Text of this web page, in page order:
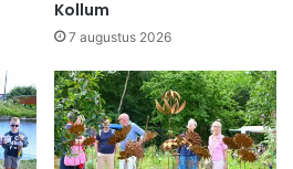
Kollum
7 augustus 2026